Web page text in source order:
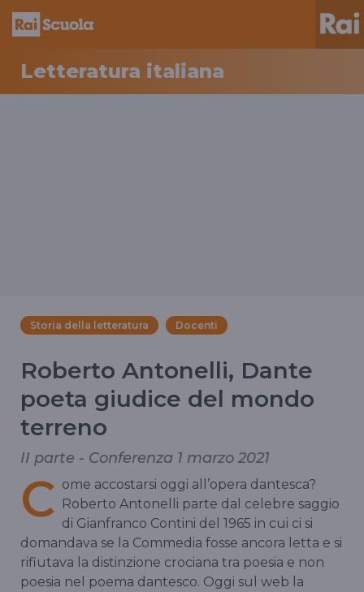
Letteratura italiana
Storia della letteratura Docenti
Roberto Antonelli, Dante
poeta giudice del mondo
terreno
II parte - Conferenza 1 marzo 2021
C ome accostarsi oggi all’opera dantesca?
Roberto Antonelli parte dal celebre saggio
di Gianfranco Contini del 1965 in cui ci si
domandava se la Commedia fosse ancora letta e si
rifiutava la distinzione crociana tra poesia e non
poesia nel poema dantesco. Oggi sul web la